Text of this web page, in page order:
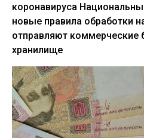
коронавируса
новые правила обработки
отправляют коммерческие
хранилище